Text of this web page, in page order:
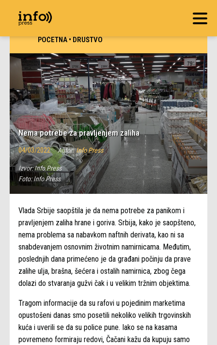
POČETNA•DRUŠTVO
Nema potrebe za pravljenjem zaliha
04/03/2022 Autor: Info Press
Izvor:Info Press
Foto:Info Press
Vlada Srbije saopštila je da nema potrebe za panikom i
pravljenjem zaliha hrane i goriva. Srbija, kako je saopšteno,
nema problema sa nabavkom naftnih derivata, kao ni sa
snabdevanjem osnovnim životnim namirnicama. Međutim,
poslednjih dana primećeno je da građani počinju da prave
zalihe ulja, brašna, šećera i ostalih namirnica, zbog čega
dolazi do stvaranja gužvi čak i u velikim tržnim objektima.
Tragom informacije da su rafovi u pojedinim marketima
opustošeni danas smo posetili nekoliko velikih trgovinskih
kuća i uverili se da su police pune. Iako se na kasama
povremeno formiraju redovi, Čačani kažu da kupuju samo